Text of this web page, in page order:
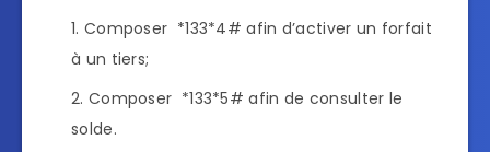
Composer *133*4# afin d’activer un forfait
à un tiers;
Composer *133*5# afin de consulter le
solde.